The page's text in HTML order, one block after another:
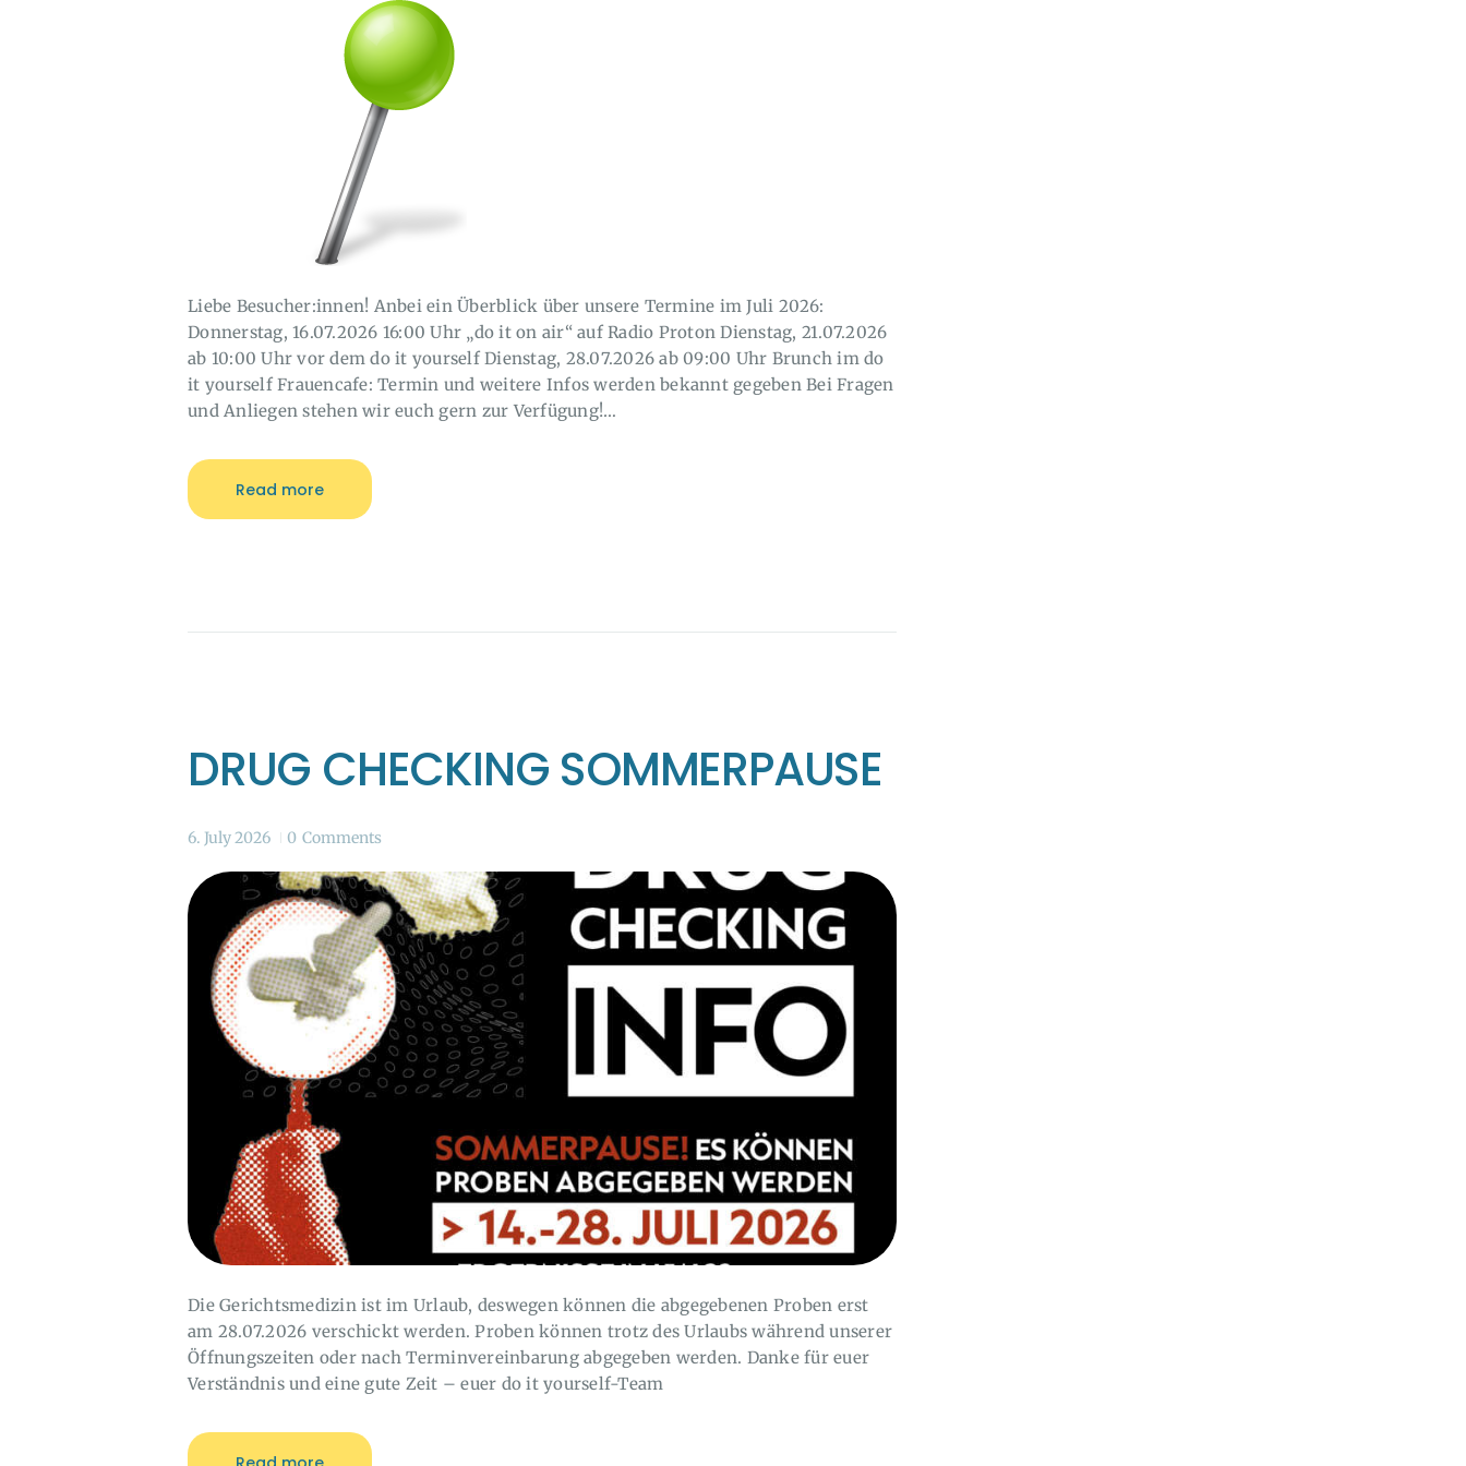
Liebe Besucher:innen! Anbei ein Überblick über unsere Termine im Juli 2026:
Donnerstag, 16.07.2026 16:00 Uhr „do it on air“ auf Radio Proton Dienstag, 21.07.2026
ab 10:00 Uhr vor dem do it yourself Dienstag, 28.07.2026 ab 09:00 Uhr Brunch im do
it yourself Frauencafe: Termin und weitere Infos werden bekannt gegeben Bei Fragen
und Anliegen stehen wir euch gern zur Verfügung!…
Read more
DRUG CHECKING SOMMERPAUSE
6. July 2026 0 Comments
Die Gerichtsmedizin ist im Urlaub, deswegen können die abgegebenen Proben erst
am 28.07.2026 verschickt werden. Proben können trotz des Urlaubs während unserer
Öffnungszeiten oder nach Terminvereinbarung abgegeben werden. Danke für euer
Verständnis und eine gute Zeit – euer do it yourself-Team